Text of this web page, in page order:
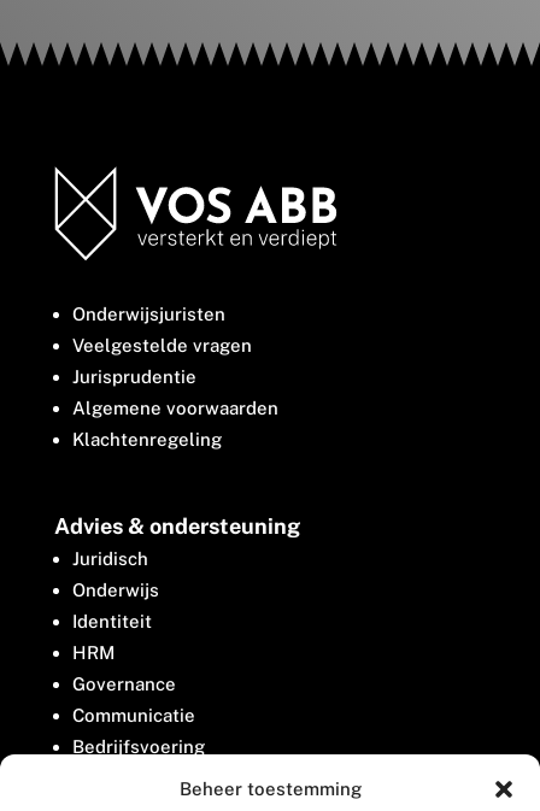
Beheer toestemming
Onderwijsjuristen
Veelgestelde vragen
Jurisprudentie
Algemene voorwaarden
Klachtenregeling
Advies & ondersteuning
Juridisch
Onderwijs
Identiteit
HRM
Governance
Communicatie
Bedrijfsvoering
Belangenbehartiging